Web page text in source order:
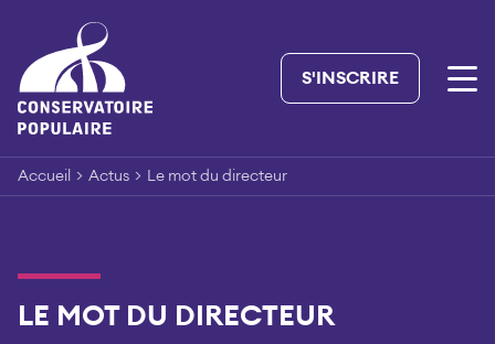
content
S'INSCRIRE
Accueil > Actus > Le mot du directeur
LE MOT DU DIRECTEUR